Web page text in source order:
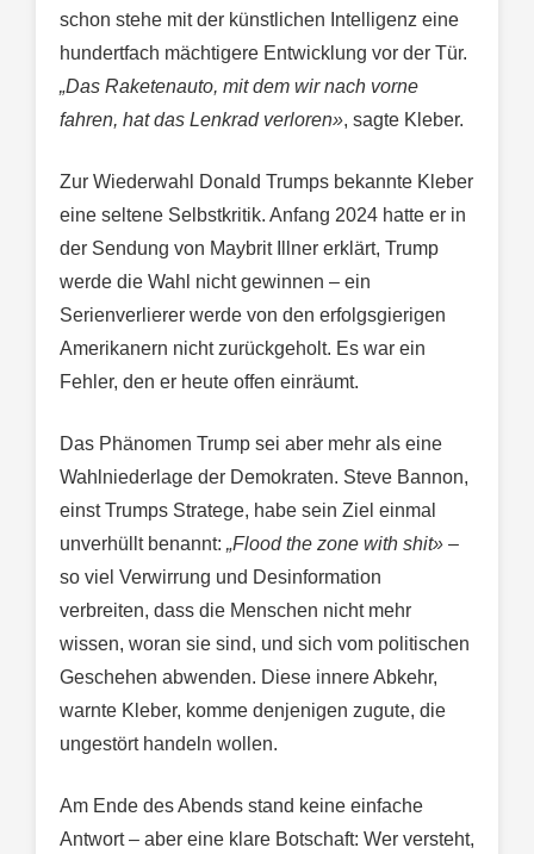
schon stehe mit der künstlichen Intelligenz eine
hundertfach mächtigere Entwicklung vor der Tür.
„Das Raketenauto, mit dem wir nach vorne
fahren, hat das Lenkrad verloren», sagte Kleber.
Zur Wiederwahl Donald Trumps bekannte Kleber
eine seltene Selbstkritik. Anfang 2024 hatte er in
der Sendung von Maybrit Illner erklärt, Trump
werde die Wahl nicht gewinnen – ein
Serienverlierer werde von den erfolgsgierigen
Amerikanern nicht zurückgeholt. Es war ein
Fehler, den er heute offen einräumt.
Das Phänomen Trump sei aber mehr als eine
Wahlniederlage der Demokraten. Steve Bannon,
einst Trumps Stratege, habe sein Ziel einmal
unverhüllt benannt: „Flood the zone with shit» –
so viel Verwirrung und Desinformation
verbreiten, dass die Menschen nicht mehr
wissen, woran sie sind, und sich vom politischen
Geschehen abwenden. Diese innere Abkehr,
warnte Kleber, komme denjenigen zugute, die
ungestört handeln wollen.
Am Ende des Abends stand keine einfache
Antwort – aber eine klare Botschaft: Wer versteht,